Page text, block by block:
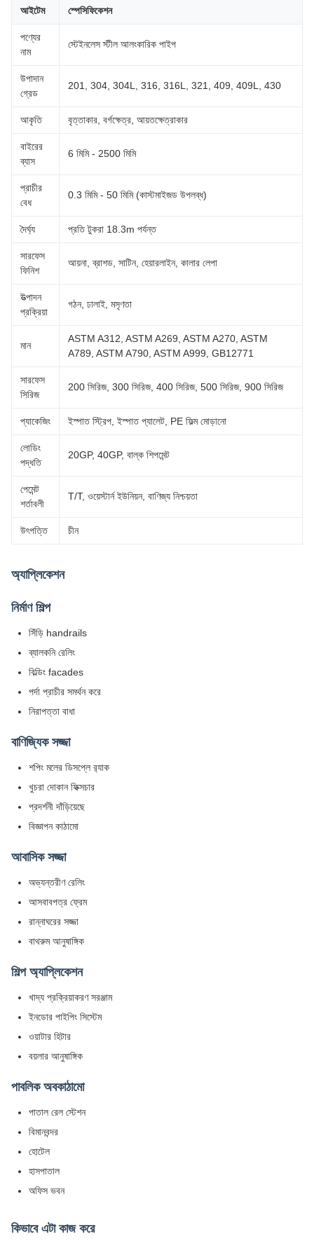
আইটেম স্পেসিফিকেশন
পণ্যের
নাম
স্টেইনলেস স্টীল আলংকারিক পাইপ
উপাদান
গ্রেড
201, 304, 304L, 316, 316L, 321, 409, 409L, 430
আকৃতি বৃত্তাকার, বর্গক্ষেত্র, আয়তক্ষেত্রাকার
বাইরের
ব্যাস
6 মিমি - 2500 মিমি
প্রাচীর
বেধ
0.3 মিমি - 50 মিমি (কাস্টমাইজড উপলব্ধ)
দৈর্ঘ্য প্রতি টুকরা 18.3m পর্যন্ত
সারফেস
ফিনিশ
আয়না, ব্রাশড, সাটিন, হেয়ারলাইন, কালার লেপা
উত্পাদন
প্রক্রিয়া
গঠন, ঢালাই, মসৃণতা
মান
ASTM A312, ASTM A269, ASTM A270, ASTM
A789, ASTM A790, ASTM A999, GB12771
সারফেস
সিরিজ
200 সিরিজ, 300 সিরিজ, 400 সিরিজ, 500 সিরিজ, 900 সিরিজ
প্যাকেজিং ইস্পাত স্ট্রিপ, ইস্পাত প্যালেট, PE ফিল্ম মোড়ানো
লোডিং
পদ্ধতি
20GP, 40GP, বাল্ক শিপমেন্ট
পেমেন্ট
শর্তাবলী
T/T, ওয়েস্টার্ন ইউনিয়ন, বাণিজ্য নিশ্চয়তা
উৎপত্তি চীন
অ্যাপ্লিকেশন
নির্মাণ শিল্প
সিঁড়ি handrails
ব্যালকনি রেলিং
বিল্ডিং facades
পর্দা প্রাচীর সমর্থন করে
নিরাপত্তা বাধা
বাণিজ্যিক সজ্জা
শপিং মলের ডিসপ্লে র‌্যাক
খুচরা দোকান ফিক্সচার
প্রদর্শনী দাঁড়িয়েছে
বিজ্ঞাপন কাঠামো
আবাসিক সজ্জা
অভ্যন্তরীণ রেলিং
আসবাবপত্র ফ্রেম
রান্নাঘরের সজ্জা
বাথরুম আনুষাঙ্গিক
শিল্প অ্যাপ্লিকেশন
খাদ্য প্রক্রিয়াকরণ সরঞ্জাম
ইনডোর পাইপিং সিস্টেম
ওয়াটার হিটার
বয়লার আনুষাঙ্গিক
পাবলিক অবকাঠামো
পাতাল রেল স্টেশন
বিমানবন্দর
হোটেল
হাসপাতাল
অফিস ভবন
কিভাবে এটা কাজ করে